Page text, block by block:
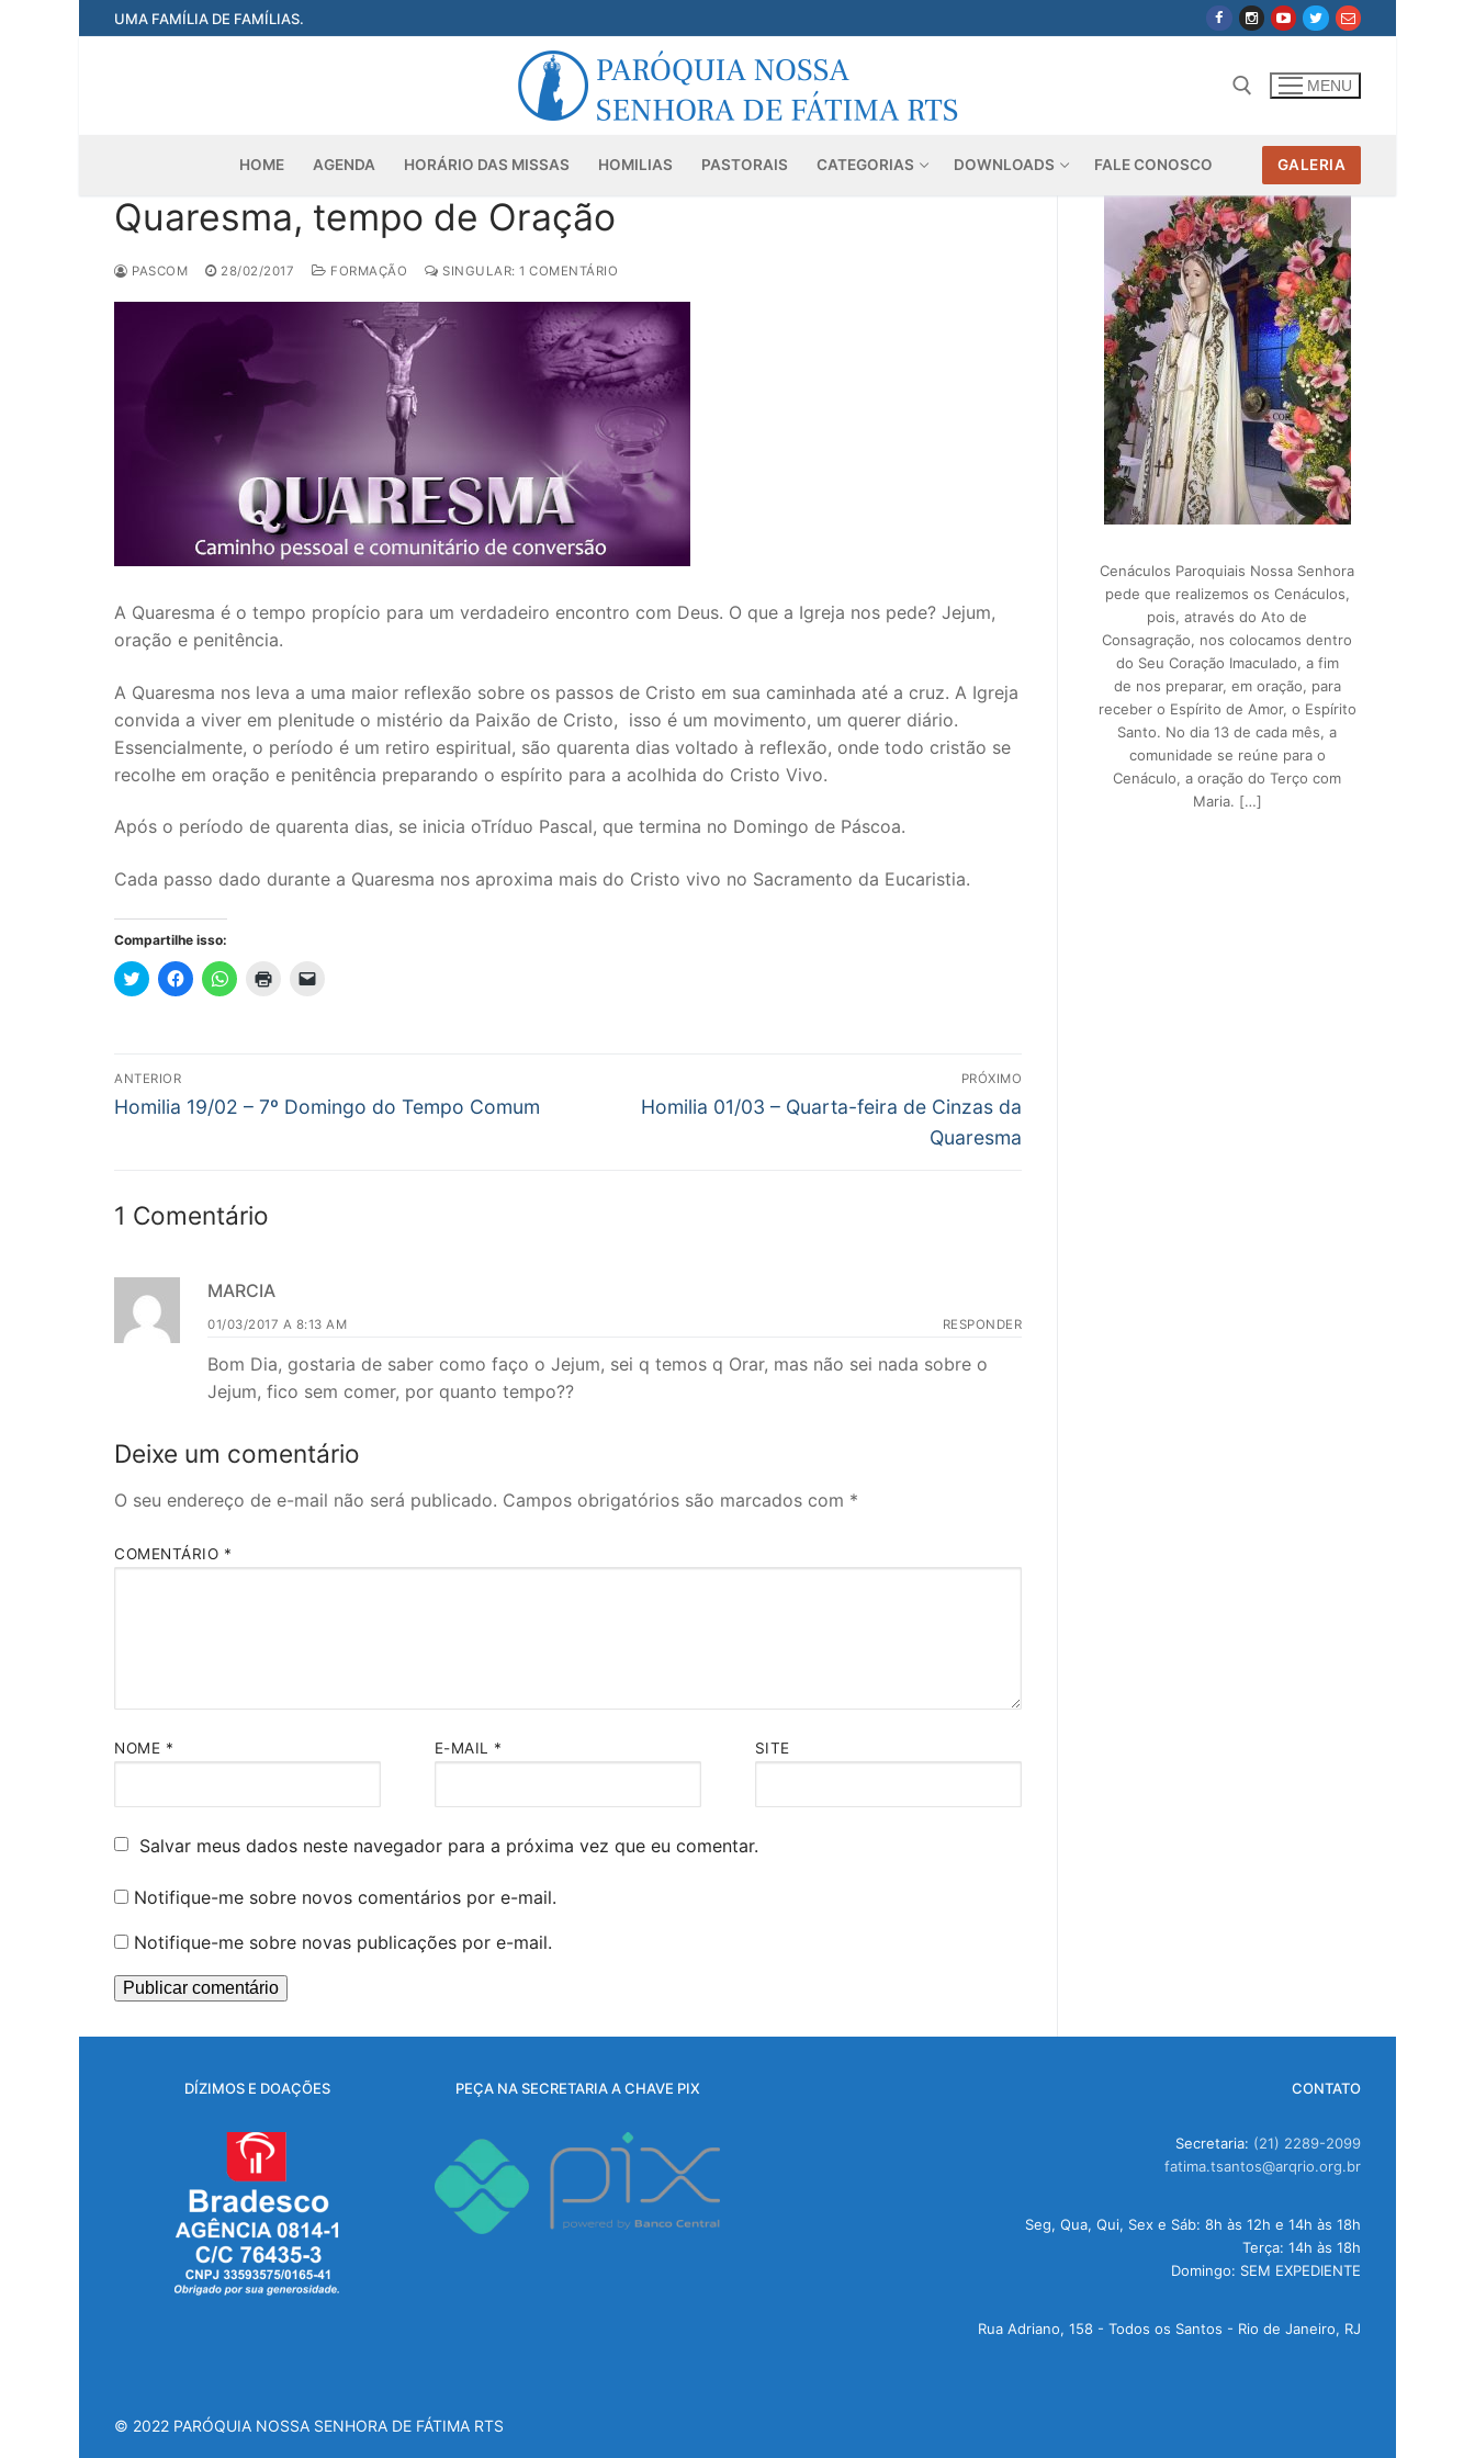
Pular
para
UMA FAMÍLIA DE FAMÍLIAS.
Pesquisar por:
MENU
HOME AGENDA HORÁRIO DAS MISSAS HOMILIAS PASTORAIS CATEGORIAS DOWNLOADS FALE CONOSCO GALERIA
Quaresma, tempo de Oração
PASCOM 28/02/2017 FORMAÇÃO SINGULAR: 1 COMENTÁRIO
A Quaresma é o tempo propício para um verdadeiro encontro com Deus. O que a Igreja nos pede? Jejum,
oração e penitência.
A Quaresma nos leva a uma maior reflexão sobre os passos de Cristo em sua caminhada até a cruz. A Igreja
convida a viver em plenitude o mistério da Paixão de Cristo, isso é um movimento, um querer diário.
Essencialmente, o período é um retiro espiritual, são quarenta dias voltado à reflexão, onde todo cristão se
recolhe em oração e penitência preparando o espírito para a acolhida do Cristo Vivo.
Após o período de quarenta dias, se inicia oTríduo Pascal, que termina no Domingo de Páscoa.
Cada passo dado durante a Quaresma nos aproxima mais do Cristo vivo no Sacramento da Eucaristia.
Compartilhe isso:
Clique
para
janela)
Clique
para
Clique
para
Clique
para
um
amigo(abre
Navegação
de
ANTERIOR
Post
Homilia 19/02 – 7º Domingo do Tempo Comum
PRÓXIMO
Próximo
Homilia 01/03 – Quarta-feira de Cinzas da
Quaresma
1 Comentário
MARCIA
01/03/2017 A 8:13 AM RESPONDER
Bom Dia, gostaria de saber como faço o Jejum, sei q temos q Orar, mas não sei nada sobre o
Jejum, fico sem comer, por quanto tempo??
Deixe um comentário
O seu endereço de e-mail não será publicado. Campos obrigatórios são marcados com *
COMENTÁRIO *
NOME * E-MAIL * SITE
Salvar meus dados neste navegador para a próxima vez que eu comentar.
Notifique-me sobre novos comentários por e-mail.
Notifique-me sobre novas publicações por e-mail.
Cenáculos Paroquiais Nossa Senhora
pede que realizemos os Cenáculos,
pois, através do Ato de
Consagração, nos colocamos dentro
do Seu Coração Imaculado, a fim
de nos preparar, em oração, para
receber o Espírito de Amor, o Espírito
Santo. No dia 13 de cada mês, a
comunidade se reúne para o
Cenáculo, a oração do Terço com
Maria. […]
DÍZIMOS E DOAÇÕES PEÇA NA SECRETARIA A CHAVE PIX CONTATO
Secretaria: (21) 2289-2099
fatima.tsantos@arqrio.org.br
Seg, Qua, Qui, Sex e Sáb: 8h às 12h e 14h às 18h
Terça: 14h às 18h
Domingo: SEM EXPEDIENTE
Rua Adriano, 158 - Todos os Santos - Rio de Janeiro, RJ
© 2022 PARÓQUIA NOSSA SENHORA DE FÁTIMA RTS